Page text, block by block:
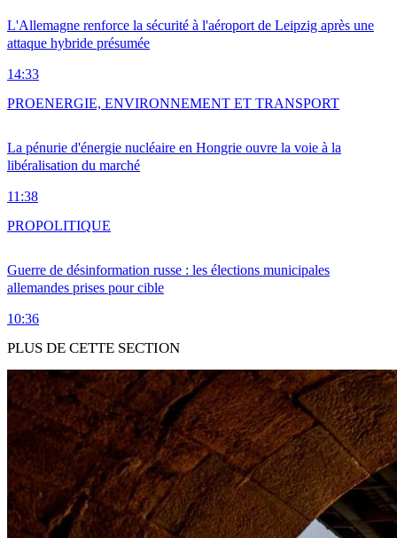
L'Allemagne renforce la sécurité à l'aéroport de Leipzig après une
attaque hybride présumée
14:33
La pénurie d'énergie nucléaire en Hongrie ouvre la voie à la
libéralisation du marché
11:38
PROENERGIE, ENVIRONNEMENT ET TRANSPORT
Guerre de désinformation russe : les élections municipales
allemandes prises pour cible
10:36
PROPOLITIQUE
PLUS DE CETTE SECTION